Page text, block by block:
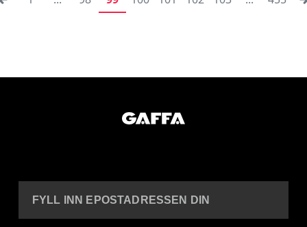
FYLL INN EPOSTADRESSEN DIN